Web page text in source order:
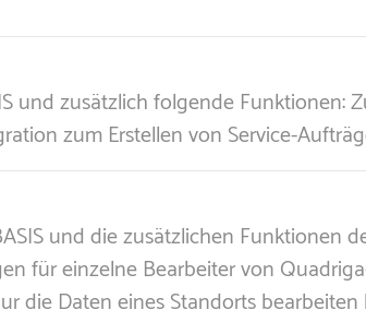
und zusätzlich folgende Funktionen:
zum Erstellen von Service-
und die zusätzlichen Funktionen
für einzelne Bearbeiter von
die Daten eines Standorts bearbeiten